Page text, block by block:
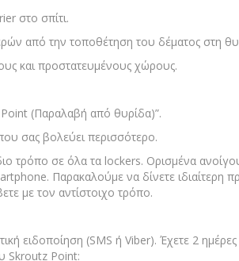
στο σπίτι.
από την τοποθέτηση του δέματος στη
και προστατευμένους χώρους.
(Παραλαβή από θυρίδα)”.
σας βολεύει περισσότερο.
τρόπο σε όλα τα lockers. Ορισμένα
Παρακαλούμε να δίνετε ιδιαίτερη
με τον αντίστοιχο τρόπο.
ειδοποίηση (SMS ή Viber). Έχετε 2
Skroutz Point: